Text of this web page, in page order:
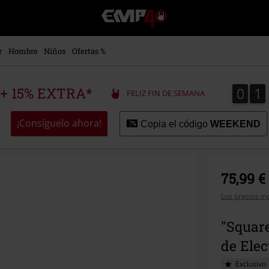
EMP
-
Música,
Merch
Ropa
Alternativa
Hombre Niños Ofertas %
15% EXTRA* FELIZ FIN DE SEMANA 0
0 1
1
¡Consíguelo ahora! Copia el código WEEKEND
75,99 €
Los precios
de
Exclusivo